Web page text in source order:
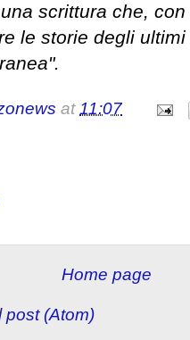
scrittura che,
le storie degli
at11:07
Home page
post (Atom)